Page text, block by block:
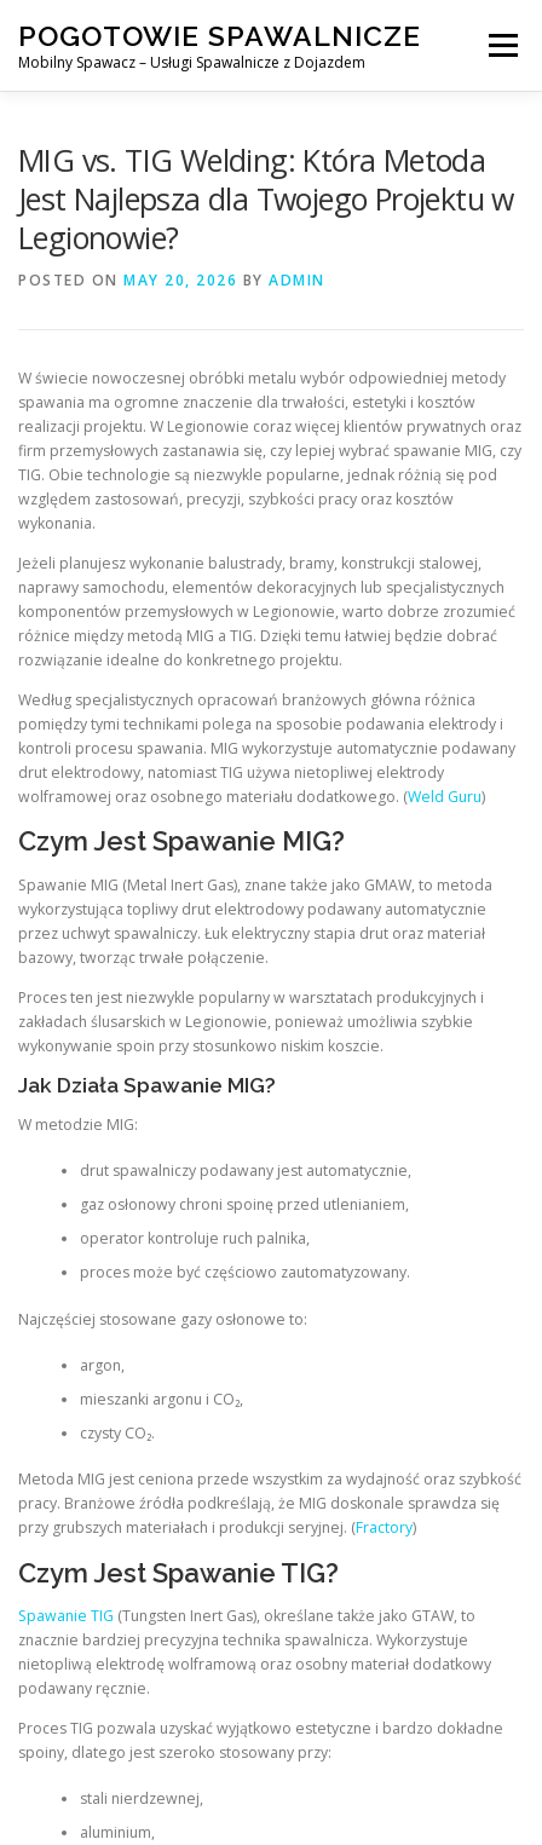
content
POGOTOWIE SPAWALNICZE
Mobilny Spawacz – Usługi Spawalnicze z Dojazdem
Menu
SPAWANIE MIG/MAG (GMAW)
MIG vs. TIG Welding: Która Metoda
Jest Najlepsza dla Twojego Projektu w
Legionowie?
POSTED ON MAY 20, 2026 BY ADMIN
W świecie nowoczesnej obróbki metalu wybór odpowiedniej metody
spawania ma ogromne znaczenie dla trwałości, estetyki i kosztów
realizacji projektu. W Legionowie coraz więcej klientów prywatnych oraz
firm przemysłowych zastanawia się, czy lepiej wybrać spawanie MIG, czy
TIG. Obie technologie są niezwykle popularne, jednak różnią się pod
względem zastosowań, precyzji, szybkości pracy oraz kosztów
wykonania.
Jeżeli planujesz wykonanie balustrady, bramy, konstrukcji stalowej,
naprawy samochodu, elementów dekoracyjnych lub specjalistycznych
komponentów przemysłowych w Legionowie, warto dobrze zrozumieć
różnice między metodą MIG a TIG. Dzięki temu łatwiej będzie dobrać
rozwiązanie idealne do konkretnego projektu.
Według specjalistycznych opracowań branżowych główna różnica
pomiędzy tymi technikami polega na sposobie podawania elektrody i
kontroli procesu spawania. MIG wykorzystuje automatycznie podawany
drut elektrodowy, natomiast TIG używa nietopliwej elektrody
wolframowej oraz osobnego materiału dodatkowego. (Weld Guru)
Czym Jest Spawanie MIG?
Spawanie MIG (Metal Inert Gas), znane także jako GMAW, to metoda
wykorzystująca topliwy drut elektrodowy podawany automatycznie
przez uchwyt spawalniczy. Łuk elektryczny stapia drut oraz materiał
bazowy, tworząc trwałe połączenie.
Proces ten jest niezwykle popularny w warsztatach produkcyjnych i
zakładach ślusarskich w Legionowie, ponieważ umożliwia szybkie
wykonywanie spoin przy stosunkowo niskim koszcie.
Jak Działa Spawanie MIG?
W metodzie MIG:
drut spawalniczy podawany jest automatycznie,
gaz osłonowy chroni spoinę przed utlenianiem,
operator kontroluje ruch palnika,
proces może być częściowo zautomatyzowany.
Najczęściej stosowane gazy osłonowe to:
argon,
mieszanki argonu i CO₂,
czysty CO₂.
Metoda MIG jest ceniona przede wszystkim za wydajność oraz szybkość
pracy. Branżowe źródła podkreślają, że MIG doskonale sprawdza się
przy grubszych materiałach i produkcji seryjnej. (Fractory)
Czym Jest Spawanie TIG?
Spawanie TIG (Tungsten Inert Gas), określane także jako GTAW, to
znacznie bardziej precyzyjna technika spawalnicza. Wykorzystuje
nietopliwą elektrodę wolframową oraz osobny materiał dodatkowy
podawany ręcznie.
Proces TIG pozwala uzyskać wyjątkowo estetyczne i bardzo dokładne
spoiny, dlatego jest szeroko stosowany przy:
stali nierdzewnej,
aluminium,